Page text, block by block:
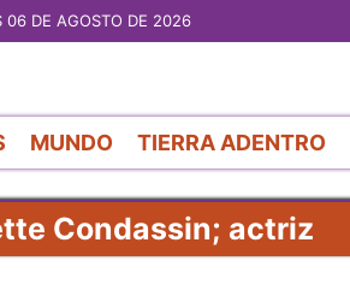
06 DE AGOSTO DE 2026
MUNDO TIERRA ADENTRO
Condassin; actriz